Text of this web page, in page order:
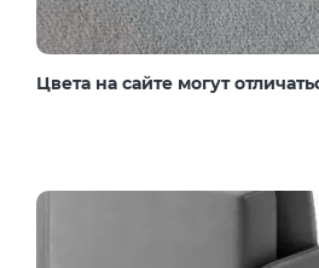
Цвета на сайте могут